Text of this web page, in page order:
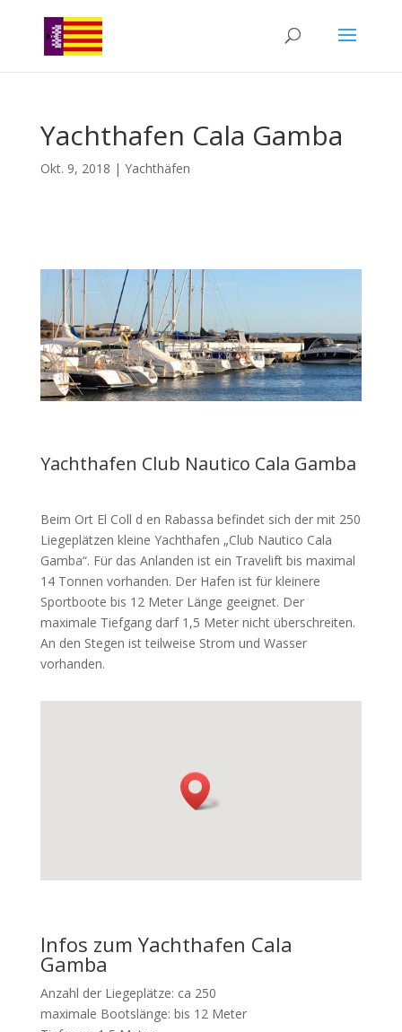
Yachthafen Cala Gamba
Okt. 9, 2018 | Yachthäfen
Yachthafen Club Nautico Cala Gamba
Beim Ort El Coll d en Rabassa befindet sich der mit 250
Liegeplätzen kleine Yachthafen „Club Nautico Cala
Gamba“. Für das Anlanden ist ein Travelift bis maximal
14 Tonnen vorhanden. Der Hafen ist für kleinere
Sportboote bis 12 Meter Länge geeignet. Der
maximale Tiefgang darf 1,5 Meter nicht überschreiten.
An den Stegen ist teilweise Strom und Wasser
vorhanden.
Infos zum Yachthafen Cala
Gamba
Anzahl der Liegeplätze: ca 250
maximale Bootslänge: bis 12 Meter